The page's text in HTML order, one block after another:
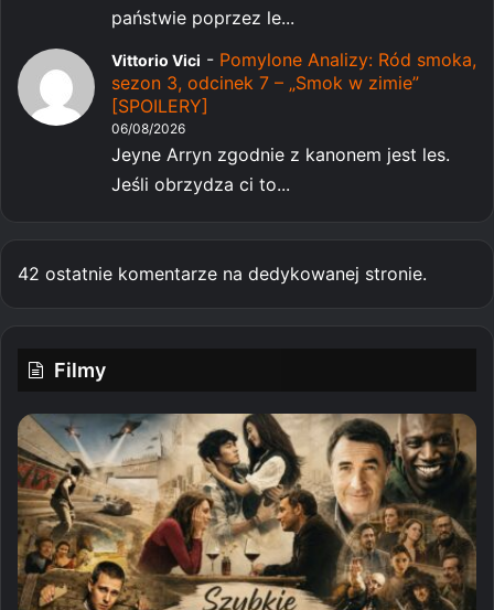
państwie poprzez le...
Vittorio Vici - Pomylone Analizy: Ród smoka,
sezon 3, odcinek 7 – „Smok w zimie”
[SPOILERY]
06/08/2026
Jeyne Arryn zgodnie z kanonem jest les.
Jeśli obrzydza ci to...
42 ostatnie komentarze na dedykowanej stronie.
Filmy